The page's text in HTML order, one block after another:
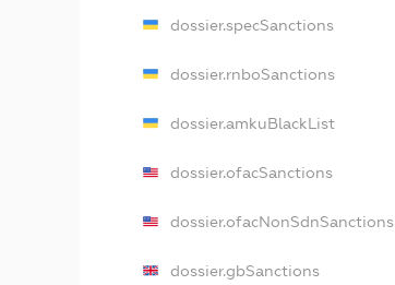
dossier.specSanctions
dossier.rnboSanctions
dossier.amkuBlackList
dossier.ofacSanctions
dossier.ofacNonSdnSanctions
dossier.gbSanctions